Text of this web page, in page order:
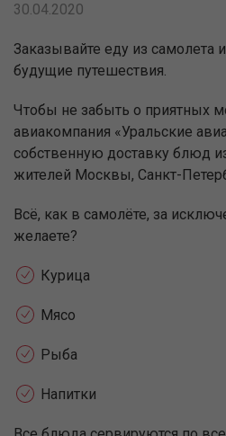
30.04.2020
Заказывайте еду из самолета
будущие путешествия.
Чтобы не забыть о приятных
авиакомпания «Уральские
собственную доставку блюд
жителей Москвы, Санкт-
Всё, как в самолёте, за
желаете?
Курица
Мясо
Рыба
Напитки